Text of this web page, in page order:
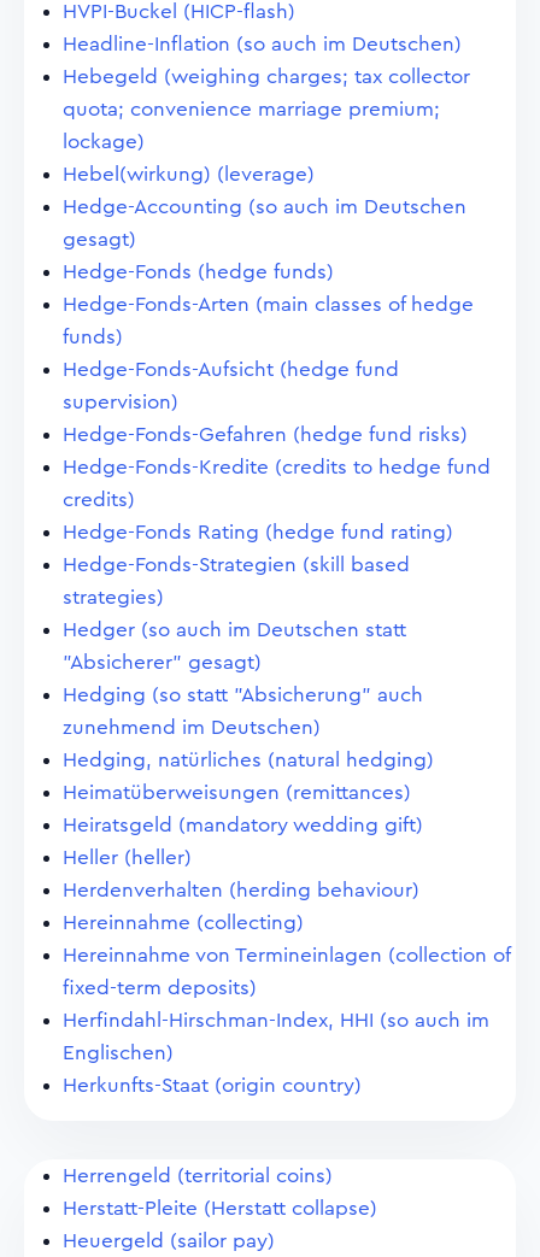
HVPI-Buckel (HICP-flash)
Headline-Inflation (so auch im Deutschen)
Hebegeld (weighing charges; tax collector
quota; convenience marriage premium;
lockage)
Hebel(wirkung) (leverage)
Hedge-Accounting (so auch im Deutschen
gesagt)
Hedge-Fonds (hedge funds)
Hedge-Fonds-Arten (main classes of hedge
funds)
Hedge-Fonds-Aufsicht (hedge fund
supervision)
Hedge-Fonds-Gefahren (hedge fund risks)
Hedge-Fonds-Kredite (credits to hedge fund
credits)
Hedge-Fonds Rating (hedge fund rating)
Hedge-Fonds-Strategien (skill based
strategies)
Hedger (so auch im Deutschen statt
"Absicherer" gesagt)
Hedging (so statt "Absicherung" auch
zunehmend im Deutschen)
Hedging, natürliches (natural hedging)
Heimatüberweisungen (remittances)
Heiratsgeld (mandatory wedding gift)
Heller (heller)
Herdenverhalten (herding behaviour)
Hereinnahme (collecting)
Hereinnahme von Termineinlagen (collection of
fixed-term deposits)
Herfindahl-Hirschman-Index, HHI (so auch im
Englischen)
Herkunfts-Staat (origin country)
Herrengeld (territorial coins)
Herstatt-Pleite (Herstatt collapse)
Heuergeld (sailor pay)